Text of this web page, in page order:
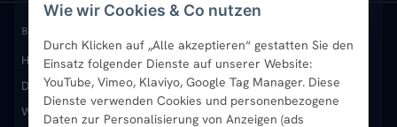
Wie wir Cookies & Co nutzen
Durch Klicken auf „Alle akzeptieren“ gestatten Sie den
Einsatz folgender Dienste auf unserer Website:
YouTube, Vimeo, Klaviyo, Google Tag Manager. Diese
Dienste verwenden Cookies und personenbezogene
Daten zur Personalisierung von Anzeigen (ads
Paneelheizkörper
Vertikal-Heizkörper
Heizkörper-Zubehör
Rückgabe & Widerruf
Garantie & Gewährleistung
Montageservice vor Ort
Standort & Abholung Jüchen
B2B-Kunden
Karriere
Anmelden / Mein Konto
Merkliste
Newsletter
BELIEBTE KATEGORIEN
Heizkörper kaufenBadheizkörperHandtuchheizkörper
Design-HeizkörperPaneelheizkörperVertikal-Heizkörper
Wandheizkörper Wohnraum-Heizkörper Badheizkörper Schwarz